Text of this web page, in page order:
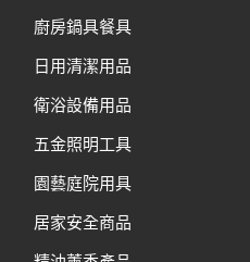
廚房鍋具餐具
日用清潔用品
衛浴設備用品
五金照明工具
園藝庭院用具
居家安全商品